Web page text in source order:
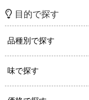
目的で探す
品種別で探す
味で探す